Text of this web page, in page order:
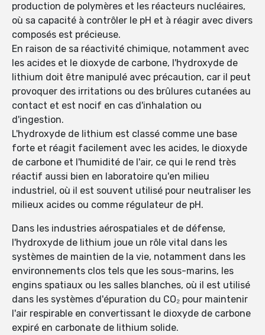
production de polymères et les réacteurs nucléaires,
où sa capacité à contrôler le pH et à réagir avec divers
composés est précieuse.
En raison de sa réactivité chimique, notamment avec
les acides et le dioxyde de carbone, l'hydroxyde de
lithium doit être manipulé avec précaution, car il peut
provoquer des irritations ou des brûlures cutanées au
contact et est nocif en cas d'inhalation ou
d'ingestion.
L'hydroxyde de lithium est classé comme une base
forte et réagit facilement avec les acides, le dioxyde
de carbone et l'humidité de l'air, ce qui le rend très
réactif aussi bien en laboratoire qu'en milieu
industriel, où il est souvent utilisé pour neutraliser les
milieux acides ou comme régulateur de pH.
Dans les industries aérospatiales et de défense,
l'hydroxyde de lithium joue un rôle vital dans les
systèmes de maintien de la vie, notamment dans les
environnements clos tels que les sous-marins, les
engins spatiaux ou les salles blanches, où il est utilisé
dans les systèmes d'épuration du CO₂ pour maintenir
l'air respirable en convertissant le dioxyde de carbone
expiré en carbonate de lithium solide.